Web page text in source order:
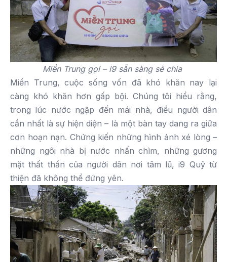
Miền Trung gọi – i9 sẵn sàng sẻ chia
Miền Trung, cuộc sống vốn đã khó khăn nay lại
càng khó khăn hơn gấp bội. Chúng tôi hiểu rằng,
trong lúc nước ngập đến mái nhà, điều người dân
cần nhất là sự hiện diện – là một bàn tay dang ra giữa
cơn hoạn nạn. Chứng kiến những hình ảnh xé lòng –
những ngôi nhà bị nước nhấn chìm, những gương
mặt thất thần của người dân nơi tâm lũ, i9 Quỹ từ
thiện đã không thể đứng yên.